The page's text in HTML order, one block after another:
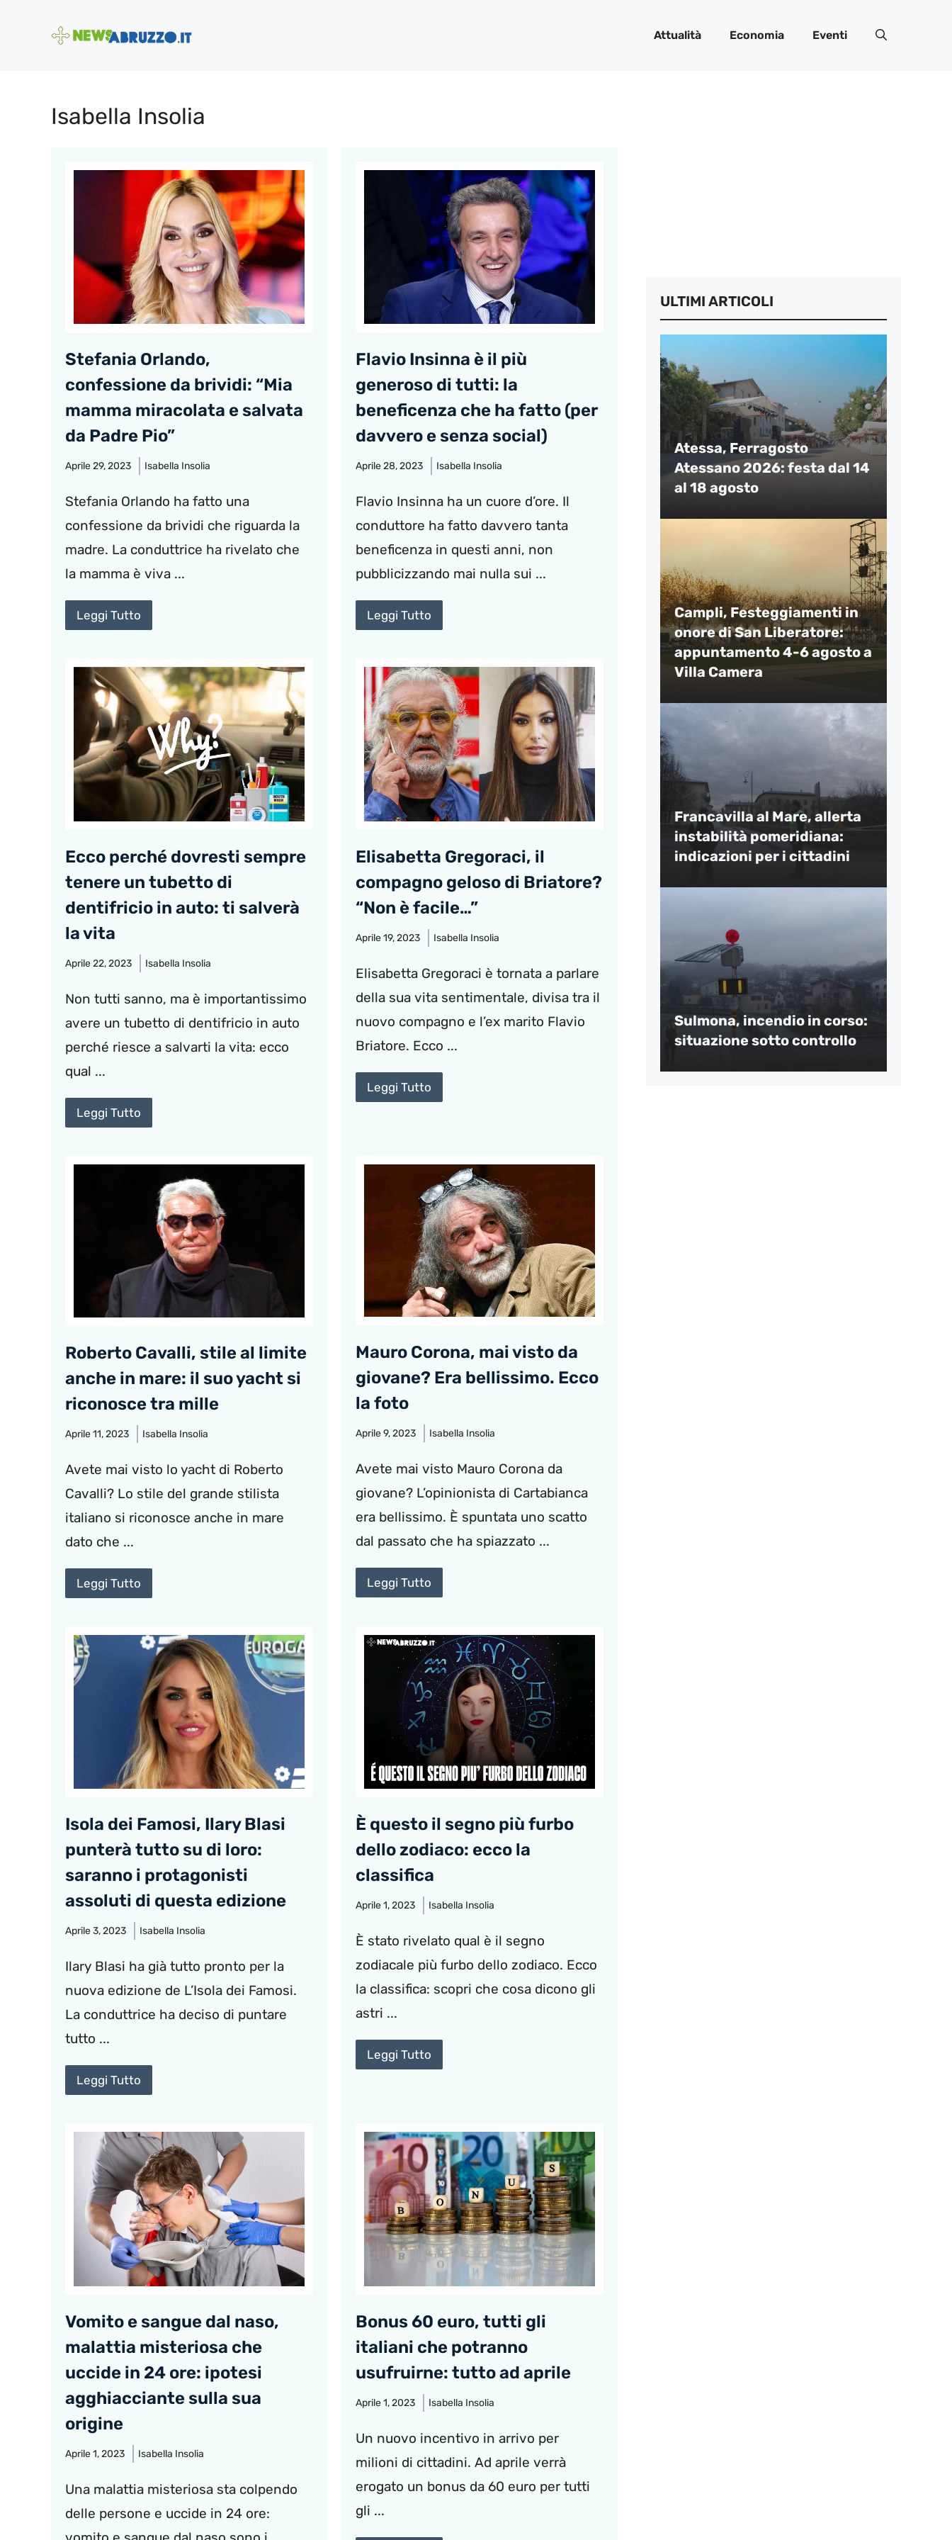
Attualità Economia Eventi
Isabella Insolia
Stefania Orlando,
confessione da brividi: “Mia
mamma miracolata e salvata
da Padre Pio”
Aprile 29, 2023 Isabella Insolia
Stefania Orlando ha fatto una
confessione da brividi che riguarda la
madre. La conduttrice ha rivelato che
la mamma è viva ...
Leggi Tutto
Flavio Insinna è il più
generoso di tutti: la
beneficenza che ha fatto (per
davvero e senza social)
Aprile 28, 2023 Isabella Insolia
Flavio Insinna ha un cuore d’ore. Il
conduttore ha fatto davvero tanta
beneficenza in questi anni, non
pubblicizzando mai nulla sui ...
Leggi Tutto
Ecco perché dovresti sempre
tenere un tubetto di
dentifricio in auto: ti salverà
la vita
Aprile 22, 2023 Isabella Insolia
Non tutti sanno, ma è importantissimo
avere un tubetto di dentifricio in auto
perché riesce a salvarti la vita: ecco
qual ...
Leggi Tutto
Elisabetta Gregoraci, il
compagno geloso di Briatore?
“Non è facile…”
Aprile 19, 2023 Isabella Insolia
Elisabetta Gregoraci è tornata a parlare
della sua vita sentimentale, divisa tra il
nuovo compagno e l’ex marito Flavio
Briatore. Ecco ...
Leggi Tutto
Roberto Cavalli, stile al limite
anche in mare: il suo yacht si
riconosce tra mille
Aprile 11, 2023 Isabella Insolia
Avete mai visto lo yacht di Roberto
Cavalli? Lo stile del grande stilista
italiano si riconosce anche in mare
dato che ...
Leggi Tutto
Mauro Corona, mai visto da
giovane? Era bellissimo. Ecco
la foto
Aprile 9, 2023 Isabella Insolia
Avete mai visto Mauro Corona da
giovane? L’opinionista di Cartabianca
era bellissimo. È spuntata uno scatto
dal passato che ha spiazzato ...
Leggi Tutto
Isola dei Famosi, Ilary Blasi
punterà tutto su di loro:
saranno i protagonisti
assoluti di questa edizione
Aprile 3, 2023 Isabella Insolia
Ilary Blasi ha già tutto pronto per la
nuova edizione de L’Isola dei Famosi.
La conduttrice ha deciso di puntare
tutto ...
Leggi Tutto
È questo il segno più furbo
dello zodiaco: ecco la
classifica
Aprile 1, 2023 Isabella Insolia
È stato rivelato qual è il segno
zodiacale più furbo dello zodiaco. Ecco
la classifica: scopri che cosa dicono gli
astri ...
Leggi Tutto
Vomito e sangue dal naso,
malattia misteriosa che
uccide in 24 ore: ipotesi
agghiacciante sulla sua
origine
Aprile 1, 2023 Isabella Insolia
Una malattia misteriosa sta colpendo
delle persone e uccide in 24 ore:
Bonus 60 euro, tutti gli
italiani che potranno
usufruirne: tutto ad aprile
Aprile 1, 2023 Isabella Insolia
Un nuovo incentivo in arrivo per
milioni di cittadini. Ad aprile verrà
erogato un bonus da 60 euro per tutti
gli ...
ULTIMI ARTICOLI
Atessa, Ferragosto
Atessano 2026: festa dal 14
al 18 agosto
Campli, Festeggiamenti in
onore di San Liberatore:
appuntamento 4-6 agosto a
Villa Camera
Francavilla al Mare, allerta
instabilità pomeridiana:
indicazioni per i cittadini
Sulmona, incendio in corso:
situazione sotto controllo